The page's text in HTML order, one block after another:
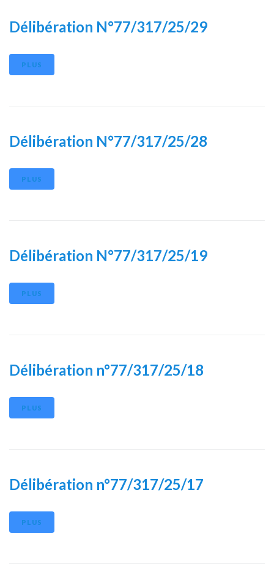
Délibération N°77/317/25/29
PLUS
Délibération N°77/317/25/28
PLUS
Délibération N°77/317/25/19
PLUS
Délibération n°77/317/25/18
PLUS
Délibération n°77/317/25/17
PLUS